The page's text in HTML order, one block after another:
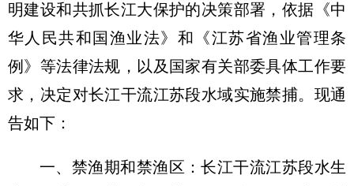
明建设和共抓长江大保护的决策部署，依据《中
华人民共和国渔业法》和《江苏省渔业管理条
例》等法律法规，以及国家有关部委具体工作要
求，决定对长江干流江苏段水域实施禁捕。现通
告如下：
一、禁渔期和禁渔区：长江干流江苏段水生